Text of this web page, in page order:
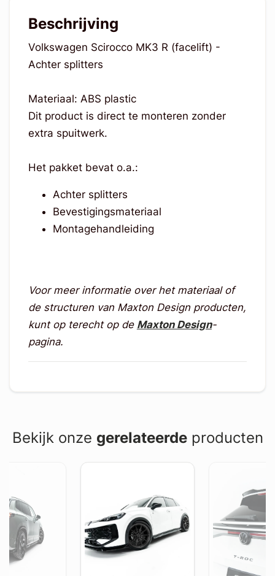
Beschrijving
Volkswagen Scirocco MK3 R (facelift) -
Achter splitters
Materiaal: ABS plastic
Dit product is direct te monteren zonder
extra spuitwerk.
Het pakket bevat o.a.:
Achter splitters
Bevestigingsmateriaal
Montagehandleiding
Voor meer informatie over het materiaal of
de structuren van Maxton Design producten,
kunt op terecht op de Maxton Design-
pagina.
Bekijk onze gerelateerdeproducten